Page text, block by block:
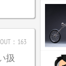
：163
扱